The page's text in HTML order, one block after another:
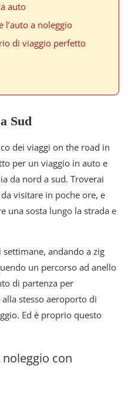
auto
l’auto a noleggio
di viaggio perfetto
Sud
dei viaggi on the road in
per un viaggio in auto e
da nord a sud. Troverai
visitare in poche ore, e
una sosta lungo la strada e
andando a zig
un percorso ad anello
di partenza per
alla stesso aeroporto di
Ed è proprio questo
noleggio con